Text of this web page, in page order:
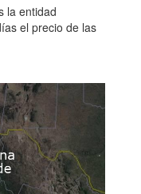
la entidad
el precio de las